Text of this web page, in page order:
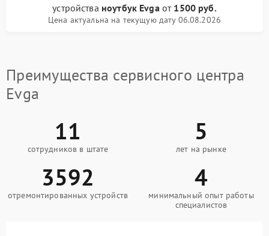
устройства ноутбук Evga от 1500 руб.
Цена актуальна на текущую дату 06.08.2026
Преимущества сервисного центра
Evga
11
сотрудников в штате
5
лет на рынке
3592
отремонтированных устройств
4
минимальный опыт работы
специалистов